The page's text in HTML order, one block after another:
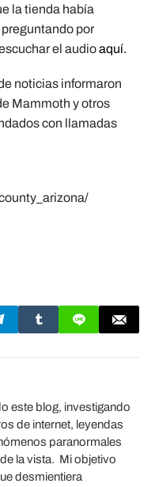
la tienda había
por
el audioaquí.
noticias informaron
Mammoth y otros
con llamadas
este blog, investigando
de internet, leyendas
paranormales
la vista. Mi objetivo
desmientiera